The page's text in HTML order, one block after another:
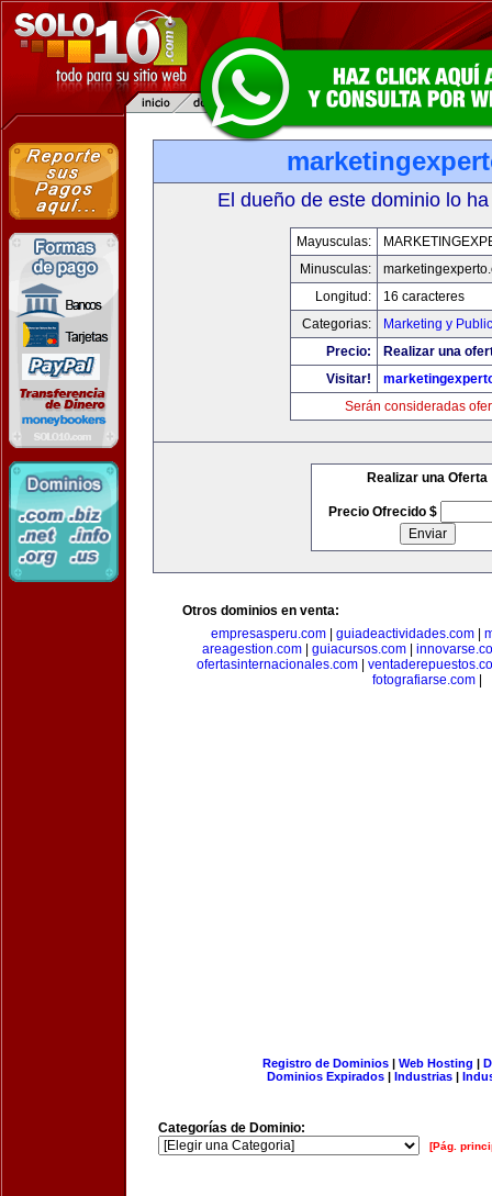
El dueño de este dominio lo
Mayusculas:
Minusculas:
Longitud:
16 caracteres
Categorias:
Marketing y
Precio:
Realizar una
Visitar!
Serán consideradas
Realizar una Oferta
Precio Ofrecido $
Otros dominios en venta:
empresasperu.com| guiadeactividades.com|
areagestion.com| guiacursos.com|
ofertasinternacionales.com|
fotografiarse.com
Registro de Dominios| Web Hosting |
Dominios Expirados | Industrias |
Categorías de Dominio:
[Pág.